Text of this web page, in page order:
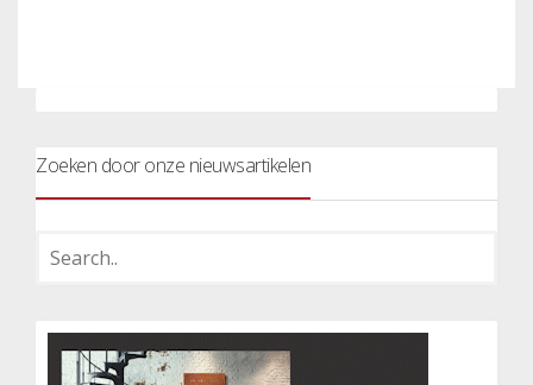
Zoeken door onze nieuwsartikelen